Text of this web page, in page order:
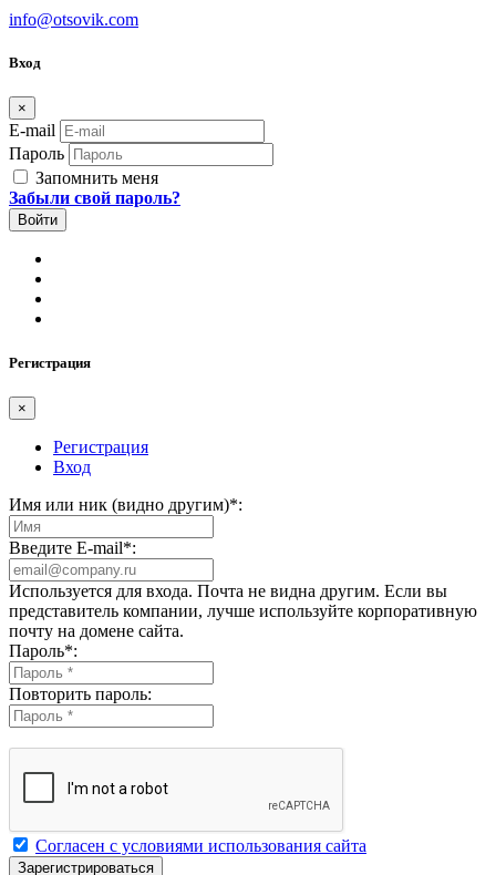
info@otsovik.com
Вход
×
E-mail
Пароль
Запомнить меня
Забыли свой пароль?
Регистрация
×
Регистрация
Вход
Имя или ник (видно другим)*:
Введите E-mail*:
Используется для входа. Почта не видна другим. Если вы
представитель компании, лучше используйте корпоративную
почту на домене сайта.
Пароль*:
Повторить пароль:
Согласен с условиями использования сайта